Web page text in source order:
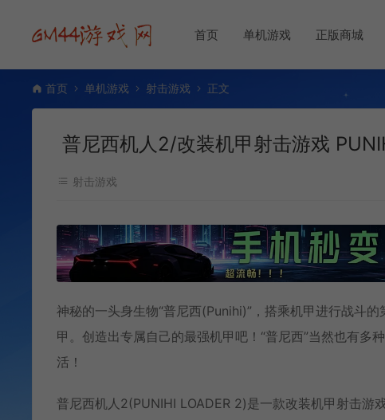
首页 单机游戏 正版商城
首页 单机游戏 射击游戏 正文
普尼西机人2/改装机甲射击游戏
射击游戏
神秘的一头身生物“普尼西(Punihi)”，搭乘机甲进行战斗
甲。创造出专属自己的最强机甲吧！“普尼西”当然也有多
活！
普尼西机人2(PUNIHI LOADER 2)是一款改装机甲射击游